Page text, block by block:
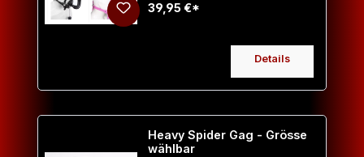
39,95 €*
Details
Heavy Spider Gag - Grösse
wählbar